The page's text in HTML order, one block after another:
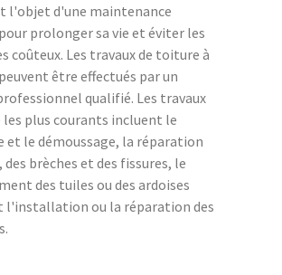
l'objet d'une maintenance
prolonger sa vie et éviter les
coûteux. Les travaux de toiture à
être effectués par un
qualifié. Les travaux
plus courants incluent le
et le démoussage, la réparation
brèches et des fissures, le
des tuiles ou des ardoises
l'installation ou la réparation des